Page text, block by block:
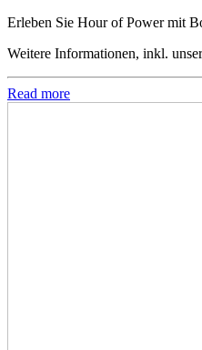
Erleben Sie Hour of Power mit
Weitere Informationen, inkl.
Read more